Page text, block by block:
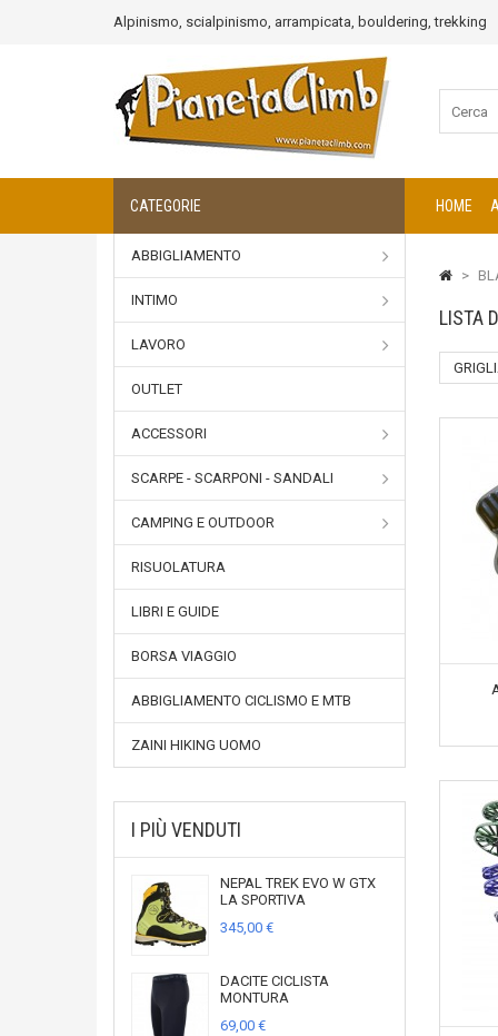
Alpinismo, scialpinismo, arrampicata, bouldering, trekking
CATEGORIE HOME
ABBIGLIAMENTO
INTIMO
LAVORO
OUTLET
ACCESSORI
SCARPE - SCARPONI - SANDALI
CAMPING E OUTDOOR
RISUOLATURA
LIBRI E GUIDE
BORSA VIAGGIO
ABBIGLIAMENTO CICLISMO E MTB
ZAINI HIKING UOMO
I PIÙ VENDUTI
NEPAL TREK EVO W GTX
LA SPORTIVA
345,00 €
DACITE CICLISTA
MONTURA
69,00 €
>
LISTA